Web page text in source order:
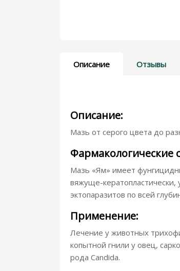
Описание Отзывы
Описание:
Мазь от серого цвета до
Фармакологические
Мазь «Ям» имеет
вяжуще-
эктопаразитов по всей
Применение:
Лечение у животных
копытной гнили у овец,
рода Candida.